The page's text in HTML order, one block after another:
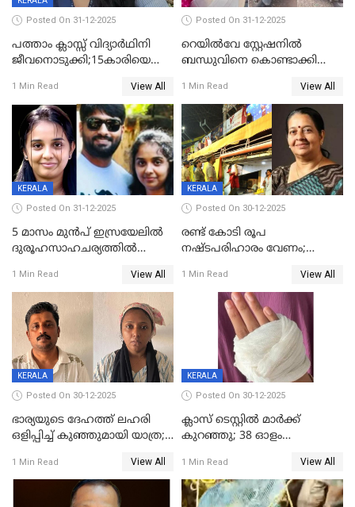
Posted On 31-12-2025
പത്താം ക്ലാസ്സ് വിദ്യാര്‍ഥിനി
ജീവനൊടുക്കി;15കാരിയെ
കിടപ്പുമുറിയില്‍ തൂങ്ങി മരിച്ച
നിലയിൽ
1 Min Read View All
Posted On 31-12-2025
റെയിൽവേ സ്റ്റേഷനിൽ
ബന്ധുവിനെ കൊണ്ടാക്കി
ലോറി സ്കൂട്ടറിൽ ഇടിച്ചു :
യുവതിക്ക് ദാരുണാന്ത്യം
1 Min Read View All
KERALA
Posted On 31-12-2025
5 മാസം മുൻപ് ഇസ്രയേലിൽ
ദുരൂഹസാഹചര്യത്തിൽ
മലയാളി യുവാവിന്റെ ഭാര്യയും
മരിച്ചു
1 Min Read View All
KERALA
Posted On 30-12-2025
രണ്ട് കോടി രൂപ
നഷ്ടപരിഹാരം വേണം;
നോട്ടീസയച്ച് ഉമാ തോമസ്
1 Min Read View All
KERALA
Posted On 30-12-2025
ഭാര്യയുടെ ദേഹത്ത് ലഹരി
ഒളിപ്പിച്ച് കുഞ്ഞുമായി യാത്ര;
പിടികൂടി പൊലീസ്
1 Min Read View All
KERALA
Posted On 30-12-2025
ക്ലാസ് ടെസ്റ്റിൽ മാർക്ക്
കുറഞ്ഞു; 38 ഓളം
സെന്ററിലെ അധ്യാപകന്‍
മർദിച്ചതായി പരാതി
1 Min Read View All